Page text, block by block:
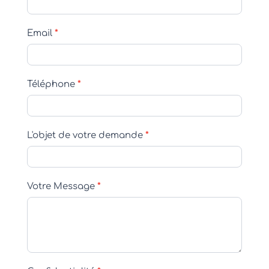
Email *
Téléphone *
L'objet de votre demande *
Votre Message *